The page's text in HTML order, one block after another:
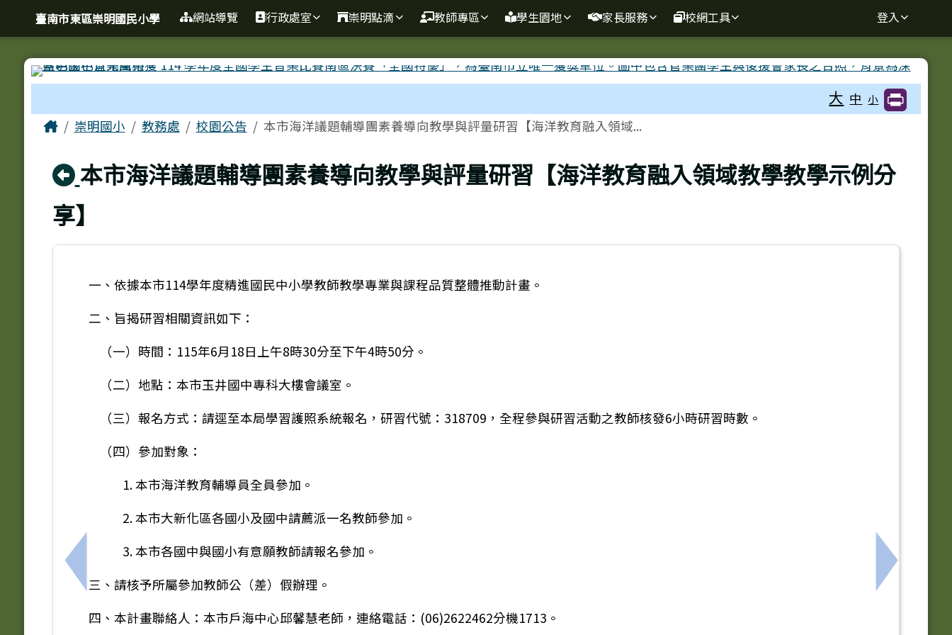
跳至主內容區
臺南市東區崇明國民小學
導覽列臺南市東區崇明國民小學 網站導覽 行政處室 崇明點滴 教師專區 學生園地 家長服務 校網工具 登入
大 中 小
主內容區域
Home崇明國小 教務處 校園公告 本市海洋議題輔導團素養導向教學與評量研習【海洋教育融入領域...
回上頁
本市海洋議題輔導團素養導向教學與評量研習【海洋教育融入領域教學教學示例分
享】
上一筆：轉知國立自然科學博物館辦理「115年科宇宙悠遊學—暑期數位教材推廣教師應用增能營」，鼓勵教師參加。
一、依據本市114學年度精進國民中小學教師教學專業與課程品質整體推動計畫。
二、旨揭研習相關資訊如下：
（一）時間：115年6月18日上午8時30分至下午4時50分。
（二）地點：本市玉井國中專科大樓會議室。
（三）報名方式：請逕至本局學習護照系統報名，研習代號：318709，全程參與研習活動之教師核發6小時研習時數。
（四）參加對象：
1. 本市海洋教育輔導員全員參加。
2. 本市大新化區各國小及國中請薦派一名教師參加。
3. 本市各國中與國小有意願教師請報名參加。
三、請核予所屬參加教師公（差）假辦理。
四、本計畫聯絡人：本市戶海中心邱馨慧老師，連絡電話：(06)2622462分機1713。
下一筆：
頁尾區域